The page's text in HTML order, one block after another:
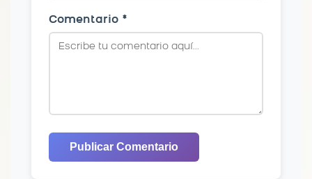
Comentario *
Publicar Comentario